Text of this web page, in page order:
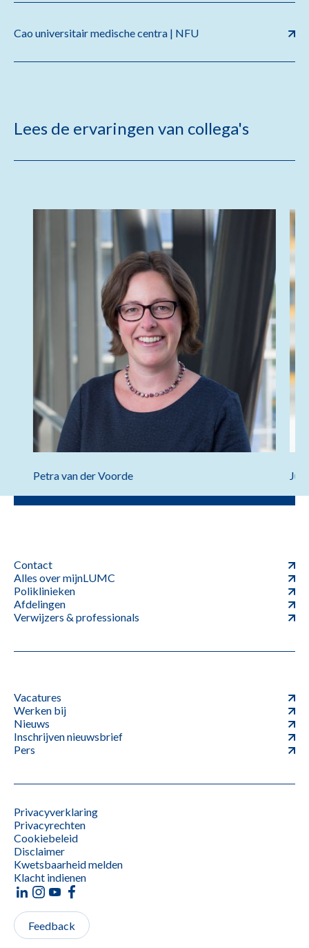
Cao universitair medische centra | NFU
Lees de ervaringen van collega's
Petra van der Voorde
Contact
Alles over mijnLUMC
Poliklinieken
Afdelingen
Verwijzers & professionals
Vacatures
Werken bij
Nieuws
Inschrijven nieuwsbrief
Pers
Privacyverklaring
Privacyrechten
Cookiebeleid
Disclaimer
Kwetsbaarheid melden
Klacht indienen
Feedback